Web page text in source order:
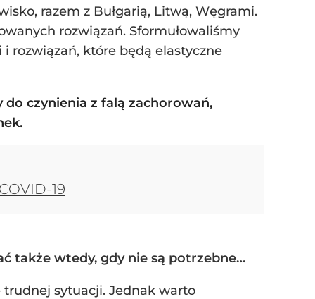
razem z Bułgarią, Litwą, Węgrami.
rozwiązań. Sformułowaliśmy
rozwiązań, które będą elastyczne
czynienia z falą zachorowań,
19
także wtedy, gdy nie są potrzebne…
trudnej sytuacji. Jednak warto